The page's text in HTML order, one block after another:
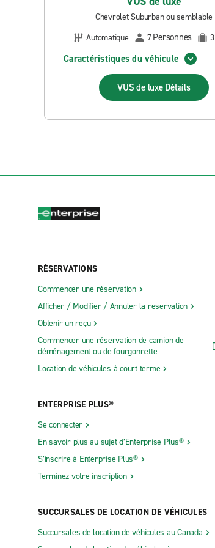
Chevrolet Suburban ou semblable
Automatique
7Personnes 3
Caractéristiques du véhicule
VUS de luxe Détails
RÉSERVATIONS
Commencer une réservation
Afficher / Modifier / Annuler la reservation
Obtenir un reçu
Commencer une réservation de camion de
déménagement ou de fourgonnette
Location de véhicules à court terme
ENTERPRISE PLUS®
Se connecter
En savoir plus au sujet d’Enterprise Plus®
S’inscrire à Enterprise Plus®
Terminez votre inscription
SUCCURSALES DE LOCATION DE VÉHICULES
Succursales de location de véhicules au Canada